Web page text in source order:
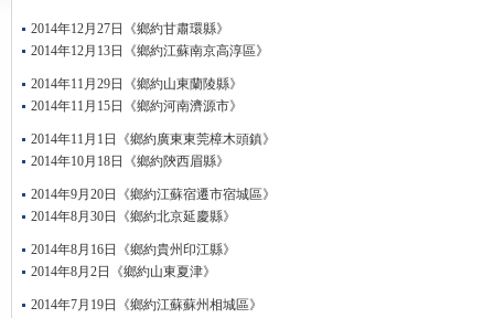
2014年12月27日《鄉約甘肅環縣》
2014年12月13日《鄉約江蘇南京高淳區》
2014年11月29日《鄉約山東蘭陵縣》
2014年11月15日《鄉約河南濟源市》
2014年11月1日《鄉約廣東東莞樟木頭鎮》
2014年10月18日《鄉約陝西眉縣》
2014年9月20日《鄉約江蘇宿遷市宿城區》
2014年8月30日《鄉約北京延慶縣》
2014年8月16日《鄉約貴州印江縣》
2014年8月2日《鄉約山東夏津》
2014年7月19日《鄉約江蘇蘇州相城區》